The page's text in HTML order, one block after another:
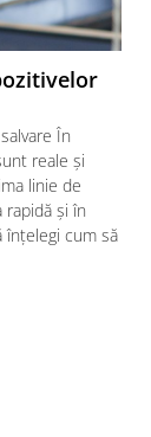
În
reale și
linie de
și în
înțelegi cum să